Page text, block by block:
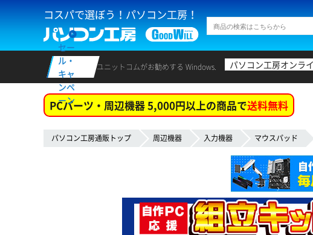
コスパで選ぼう！パソコン工房！
セー
ル・
キャ
ンペ
ーン
ユニットコムがお勧めする Windows. パソコン工房オンラ
PCパーツ・周辺機器 5,000円以上の商品で送料無料
パソコン工房通販トップ 周辺機器 入力機器 マウスパッド